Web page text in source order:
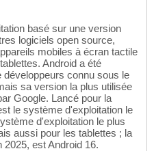
basé sur une version
logiciels open source,
mobiles à écran tactile
Android a été
connu sous le
sa version la plus utilisée
Google. Lancé pour la
le système d'exploitation le
d'exploitation le plus
aussi pour les tablettes ; la
est Android 16.